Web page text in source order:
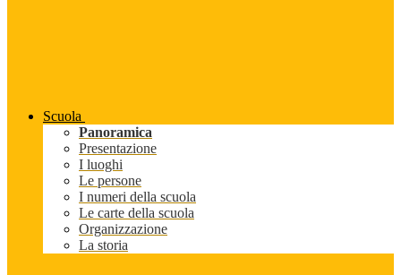
Scuola
Panoramica
Presentazione
I luoghi
Le persone
I numeri della scuola
Le carte della scuola
Organizzazione
La storia